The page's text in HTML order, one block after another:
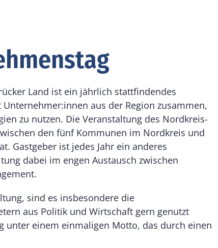
Land ist ein jährlich stattfindendes
aus der Region zusammen,
zu nutzen. Die Veranstaltung des Nordkreis-
den fünf Kommunen im Nordkreis und
Gastgeber ist jedes Jahr ein anderes
dabei im engen Austausch zwischen
sind es insbesondere die
aus Politik und Wirtschaft gern genutzt
unter einem einmaligen Motto, das durch einen